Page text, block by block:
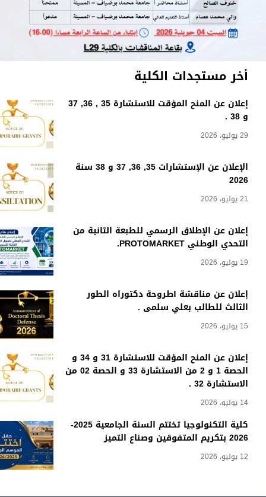
أخر مستجدات الكلية
إعلان عن المنح المؤقت للاستشارة 35 , 36, 37
و 38 .
29 يوليو، 2026
الإعلان عن الإستشارات 35, 36, 37 و 38 سنة
2026
21 يوليو، 2026
إعلان عن الإطلاق الرسمي للطبعة الثانية من
التحدي الوطني PROTOMARKET.
19 يوليو، 2026
إعلان عن مناقشة أطروحة دكتوراه الطور
الثالث للطالب بعلي سلمى .
15 يوليو، 2026
إعلان عن المنح المؤقت للاستشارة 31 و 34 و
الحصة 1 و 2 من الاستشارة 33 و الحصة 02 من
الاستشارة 32 .
14 يوليو، 2026
كلية التكنولوجيا تختتم السنة الجامعية 2025-
2026 بتكريم المتفوقين وصناع التميز
12 يوليو، 2026